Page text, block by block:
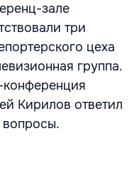
зале
три
цеха
группа.
конференция
Кирилов ответил